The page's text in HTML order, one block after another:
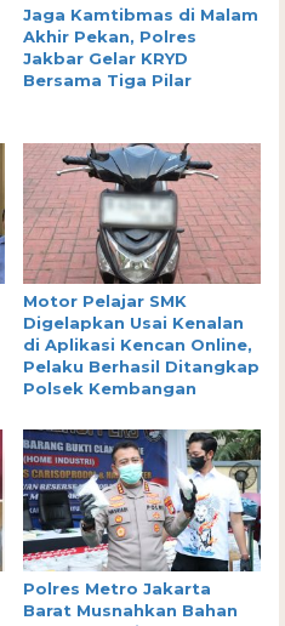
Jaga Kamtibmas di Malam
Akhir Pekan, Polres
Jakbar Gelar KRYD
Bersama Tiga Pilar
Motor Pelajar SMK
Digelapkan Usai Kenalan
di Aplikasi Kencan Online,
Pelaku Berhasil Ditangkap
Polsek Kembangan
Polres Metro Jakarta
Barat Musnahkan Bahan